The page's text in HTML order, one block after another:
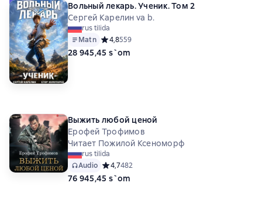
Вольный лекарь. Ученик. Том 2
Сергей Карелин va b.
rus tilida
Matn Средний рейтинг 4,8 на основе 559 оценок
4,8559
28 945,45 s`om
Выжить любой ценой
Ерофей Трофимов
Читает Пожилой Ксеноморф
rus tilida
Audio Средний рейтинг 4,7 на основе 482 оценок
4,7482
76 945,45 s`om